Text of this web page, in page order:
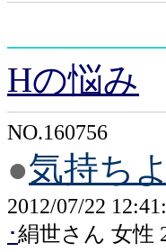
Hの悩み
NO.160756
●気持ち
2012/07/22
･絹世さん 女性